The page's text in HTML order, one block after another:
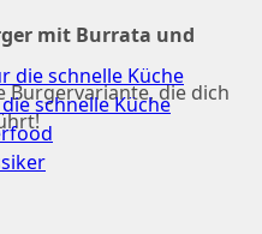
die schnelle Küche
schnelle Küche
mit Burrata und
Burgervariante, die dich